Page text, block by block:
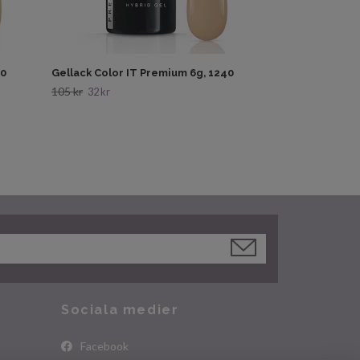
Gellack Color IT Premium 6g, 1240
105 kr 32 kr
Sociala medier
Facebook